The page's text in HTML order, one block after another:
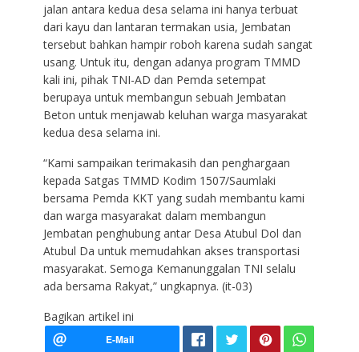
jalan antara kedua desa selama ini hanya terbuat
dari kayu dan lantaran termakan usia, Jembatan
tersebut bahkan hampir roboh karena sudah sangat
usang. Untuk itu, dengan adanya program TMMD
kali ini, pihak TNI-AD dan Pemda setempat
berupaya untuk membangun sebuah Jembatan
Beton untuk menjawab keluhan warga masyarakat
kedua desa selama ini.
“Kami sampaikan terimakasih dan penghargaan
kepada Satgas TMMD Kodim 1507/Saumlaki
bersama Pemda KKT yang sudah membantu kami
dan warga masyarakat dalam membangun
Jembatan penghubung antar Desa Atubul Dol dan
Atubul Da untuk memudahkan akses transportasi
masyarakat. Semoga Kemanunggalan TNI selalu
ada bersama Rakyat,” ungkapnya. (it-03)
Bagikan artikel ini